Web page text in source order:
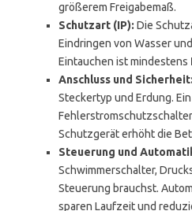
größerem Freigabemaß.
Schutzart (IP): Die
Eindringen von Wasser
Eintauchen ist mindestens
Anschluss und Sicherheit:
Steckertyp und Erdung. Ein
Schutzgerät erhöht die
Steuerung und
Schwimmerschalter,
Steuerung brauchst.
sparen Laufzeit und